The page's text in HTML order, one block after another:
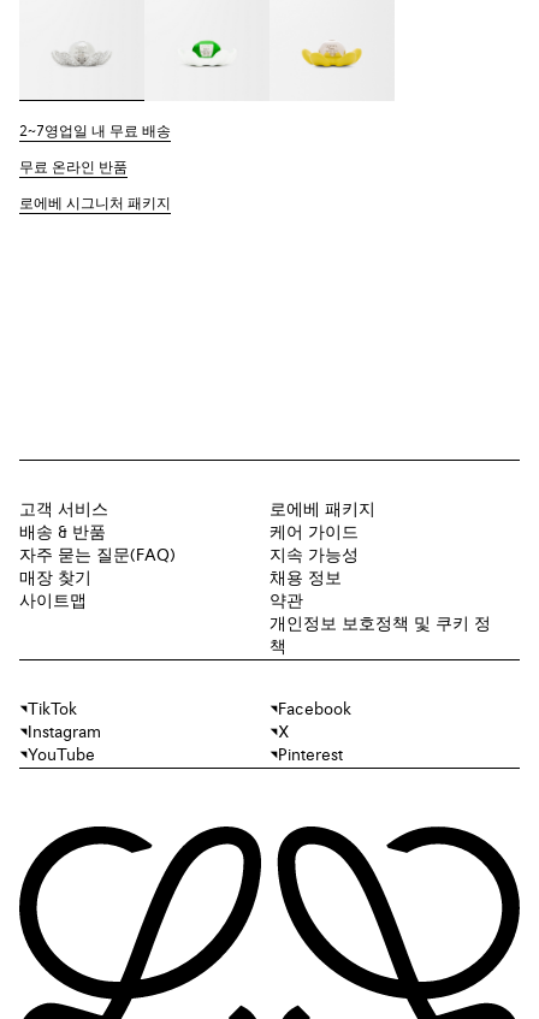
2~7영업일 내 무료 배송
무료 온라인 반품
로에베 시그니처 패키지
고객 서비스
배송 & 반품
자주 묻는 질문(FAQ)
매장 찾기
사이트맵
로에베 패키지
케어 가이드
지속 가능성
채용 정보
약관
개인정보 보호정책 및 쿠키 정
책
TikTok
Facebook
Instagram
X
YouTube
Pinterest